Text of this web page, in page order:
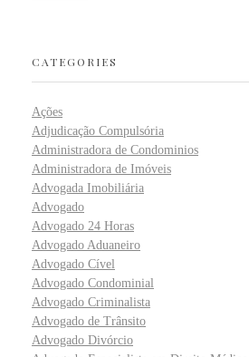
CATEGORIES
Ações
Adjudicação Compulsória
Administradora de Condominios
Administradora de Imóveis
Advogada Imobiliária
Advogado
Advogado 24 Horas
Advogado Aduaneiro
Advogado Cível
Advogado Condominial
Advogado Criminalista
Advogado de Trânsito
Advogado Divórcio